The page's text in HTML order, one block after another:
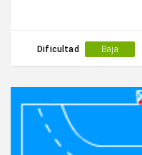
Dificultad Baja